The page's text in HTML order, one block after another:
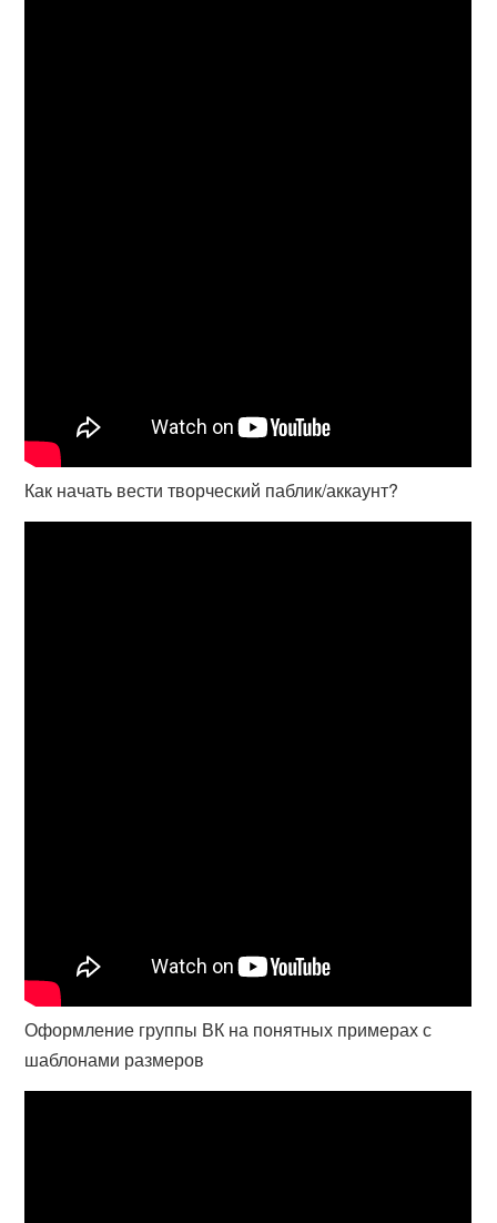
Как начать вести творческий паблик/аккаунт?
Оформление группы ВК на понятных примерах с
шаблонами размеров